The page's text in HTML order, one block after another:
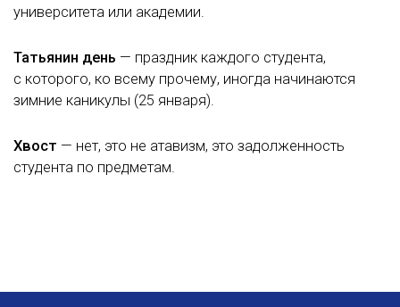
университета или академии.
Татьянин день — праздник каждого студента,
с которого, ко всему прочему, иногда начинаются
зимние каникулы (25 января).
Хвост — нет, это не атавизм, это задолженность
студента по предметам.